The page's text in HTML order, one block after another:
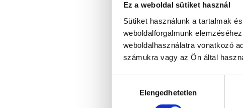
Ez a weboldal sütiket használ
Sütiket használunk a tartalmak
weboldalforgalmunk
weboldalhasználatra vonatkozó
számukra vagy az Ön által
kiválasztásaElengedhetetlen
Application error: a client-side